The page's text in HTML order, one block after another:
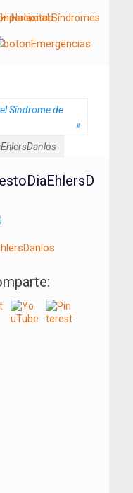
de Ehlers-Danlos e Hiperlaxitud
Síndrome de
»